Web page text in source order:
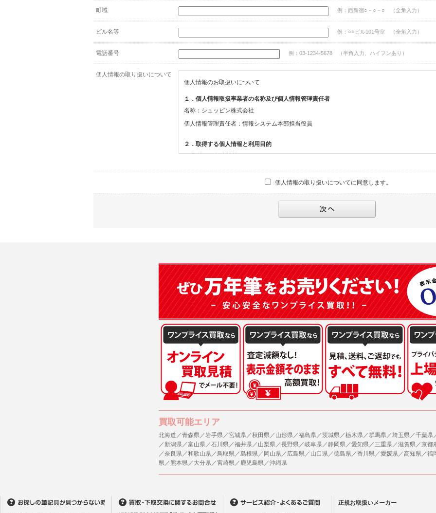
町域 例：西新宿○－○－○ （全角入力）
ビル名等 例：○○ビル101号室 （全角入力）
電話番号 例：03-1234-5678 （半角入力、ハイフンあり）
個人情報の取り扱いについて
個人情報のお取扱いについて
１．個人情報取扱事業者の名称及び個人情報管理責任者
名称：シュッピン株式会社
個人情報管理責任者：情報システム本部担当役員
２．取得する個人情報と利用目的
(1)取得する個人情報
・お問合せへの対応のため
(2)法令等により開示を求められた場合。
(3)ご本人または公衆の生命、身体又は財産の保護のために必要がある場合であって、本人の同
(4)国の機関若しくは地方公共団体又はその委託を受けた者が法令の定める事務を遂行すること
本人の同意を得ることにより当該事務の遂行に支障を及ぼすおそれがあるとき。
(5)業務を円滑に進めるために、外部業者に個人データの一部又は全部の処理を委託する場合（
の安全管理が図られるように、委託先に対する必要かつ適切な監督を行ないます）。
当社への個人情報の提供はお客様の任意ですが、必要な個人情報をご提供いただけない場合、
ますのでご了承下さい。
５．ご本人が容易に知覚できない方法による個人情報の取得
当社ホームページでは、利用者が当社ホームページに再訪問される際、より便利に当社ホーム
また利用者の統計的分析のため、または掲載された広告にクッキーを使用する場合があります。
６．個人情報に関するお問合せ対応
(1)当社は、当社の保有する個人データに関し、ご本人から利用目的の通知，開示，内容の訂正
者への提供の停止の請求などがあれば、ご本人の確認をさせていただいた上で、速やかに対応
するご質問、ご相談にも対応いたします。尚、シュッピン会員のお客様は、当社が保有する個
があります。
個人情報の取り扱いについてに同意します。
買取可能エリア
北海道／青森県／岩手県／宮城県／秋田県／山形県／福島県／茨城県／栃木県／群馬県／埼玉県／千葉県
／新潟県／富山県／石川県／福井県／山梨県／長野県／岐阜県／静岡県／愛知県／三重県／滋賀県／京都
／奈良県／和歌山県／鳥取県／島根県／岡山県／広島県／山口県／徳島県／香川県／愛媛県／高知県／福
県／熊本県／大分県／宮崎県／鹿児島県／沖縄県
正規お取扱いメーカー